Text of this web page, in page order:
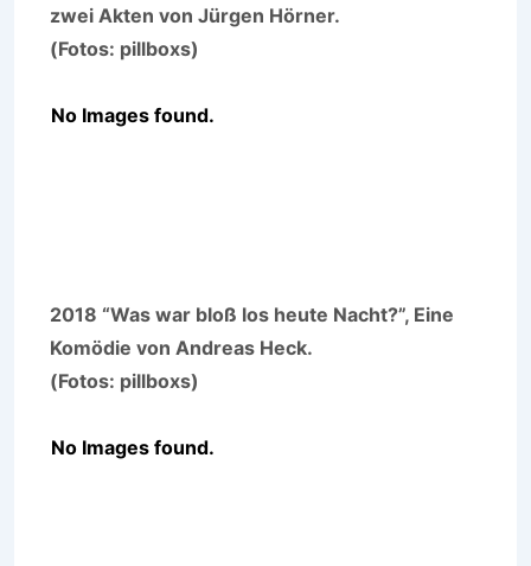
zwei Akten von Jürgen Hörner.
(Fotos: pillboxs)
No Images found.
2018 “Was war bloß los heute Nacht?”, Eine
Komödie von Andreas Heck.
(Fotos: pillboxs)
No Images found.